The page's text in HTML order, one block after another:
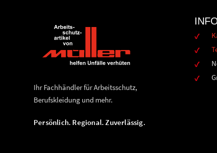
Ihr Fachhändler für Arbeitsschutz,
Berufskleidung und mehr.
Persönlich. Regional. Zuverlässig.